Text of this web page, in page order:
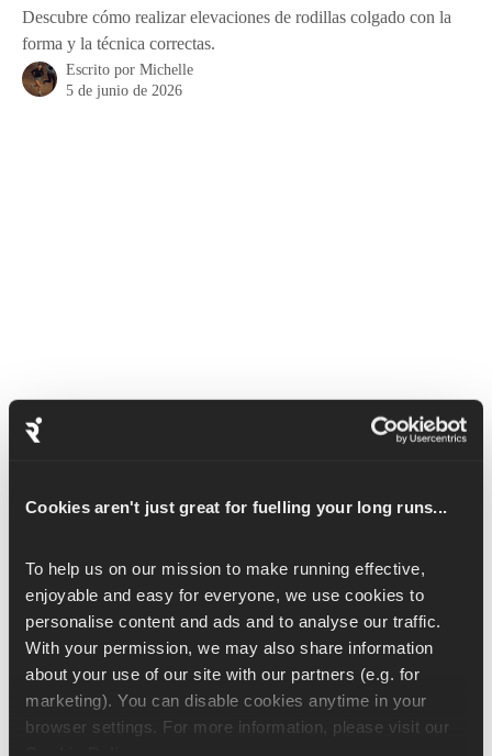
Cookies aren't just great for fuelling your long runs...
To help us on our mission to make running effective,
enjoyable and easy for everyone, we use cookies to
personalise content and ads and to analyse our traffic.
With your permission, we may also share information
about your use of our site with our partners (e.g. for
marketing). You can disable cookies anytime in your
Descubre cómo realizar elevaciones de rodillas colgado con la
forma y la técnica correctas.
Escrito por Michelle
5 de junio de 2026
La elevación de rodillas colgado es un ejercicio excelente para
con las palmas hacia delante. Para empezar, lo mejor es que
puedas casi tocar el suelo con los dedos de los pies; si no
puedes, te sugiero que añadas un paso para que puedas hacerlo.
Desde aquí, mientras intentas minimizar el balanceo del cuerpo,
debes levantar las rodillas y llevarlas hacia el pecho. A
continuación, puedes bajarlos lentamente y golpear el suelo para
evitar que se balanceen.